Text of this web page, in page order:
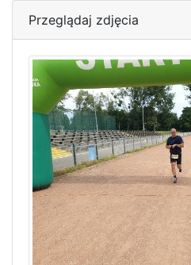
Przeglądaj zdjęcia